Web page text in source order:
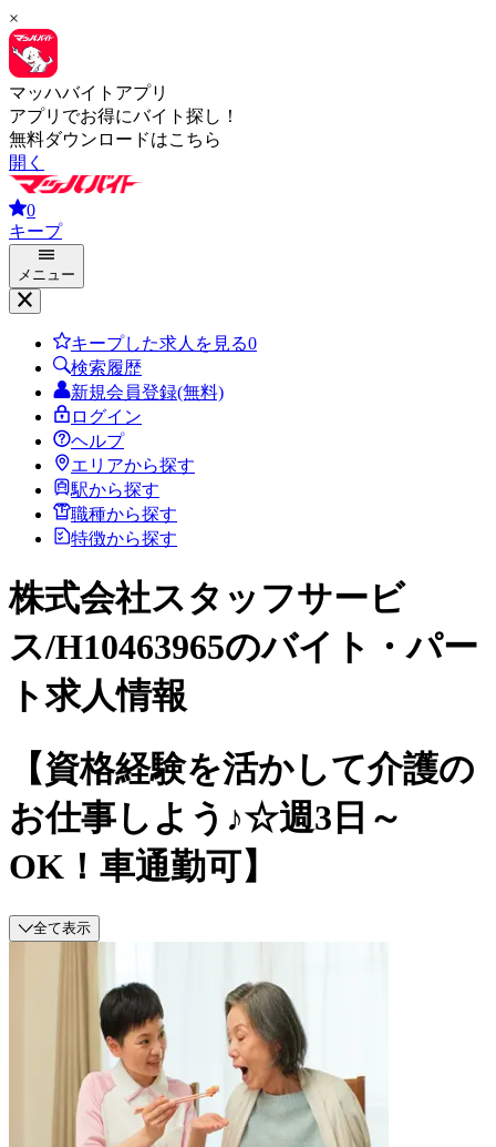
×
マッハバイトアプリ
アプリでお得にバイト探し！
無料ダウンロードはこちら
開く
0
キープ
メニュー
キープした求人を見る0
検索履歴
新規会員登録(無料)
ログイン
ヘルプ
エリアから探す
駅から探す
職種から探す
特徴から探す
株式会社スタッフサービ
ス/H10463965のバイト・パー
ト求人情報
【資格経験を活かして介護の
お仕事しよう♪☆週3日～
OK！車通勤可】
全て表示